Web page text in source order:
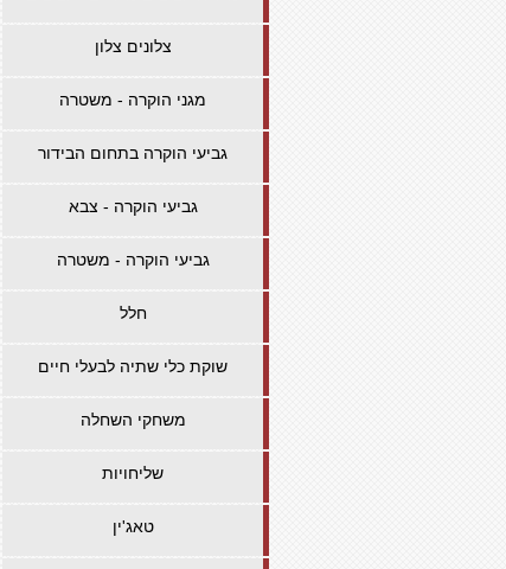
צלונים צלון
מגני הוקרה - משטרה
גביעי הוקרה בתחום הבידור
גביעי הוקרה - צבא
גביעי הוקרה - משטרה
חלל
שוקת כלי שתיה לבעלי חיים
משחקי השחלה
שליחויות
טאג'ין